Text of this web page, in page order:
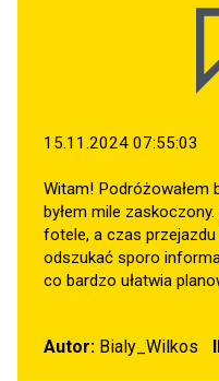
15.11.2024 07:55:03
Witam! Podróżowałem
byłem mile
fotele, a czas przejazdu
odszukać sporo
co bardzo ułatwia
Autor: Bialy_Wilkos